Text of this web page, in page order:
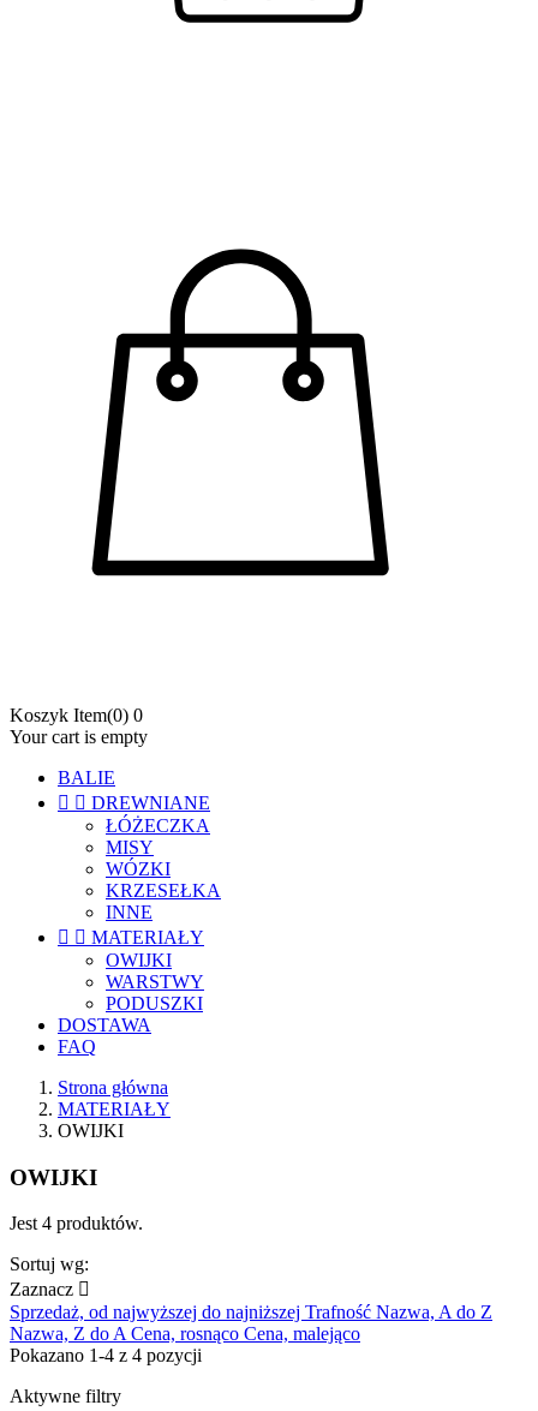
Koszyk Item(0) 0
Your cart is empty
BALIE
  DREWNIANE
ŁÓŻECZKA
MISY
WÓZKI
KRZESEŁKA
INNE
  MATERIAŁY
OWIJKI
WARSTWY
PODUSZKI
DOSTAWA
FAQ
Strona główna
MATERIAŁY
OWIJKI
OWIJKI
Jest 4 produktów.
Sortuj wg:
Zaznacz 
Sprzedaż, od najwyższej do najniższej Trafność Nazwa, A do Z
Nazwa, Z do ACena, rosnąco Cena, malejąco
Pokazano 1-4 z 4 pozycji
Aktywne filtry